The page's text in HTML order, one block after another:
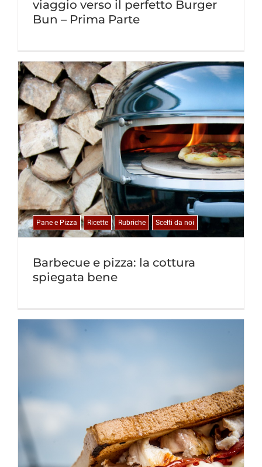
viaggio verso il perfetto Burger
Bun – Prima Parte
Barbecue e pizza: la cottura
spiegata bene
Pane e Pizza Ricette Rubriche Scelti da noi